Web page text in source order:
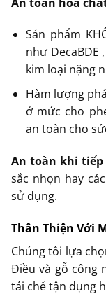
Sản phẩm
như DecaBDE
kim loại nặng
Hàm lượng
ở mức cho
an toàn cho
An toàn khi tiếp
sắc nhọn hay
sử dụng.
Thân Thiện Với
Chúng tôi lựa
Điều và gỗ công
tái chế tận dụng